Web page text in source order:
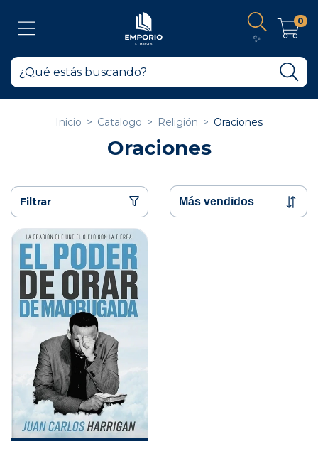
✨
0
Inicio > Catalogo > Religión > Oraciones
Oraciones
Filtrar